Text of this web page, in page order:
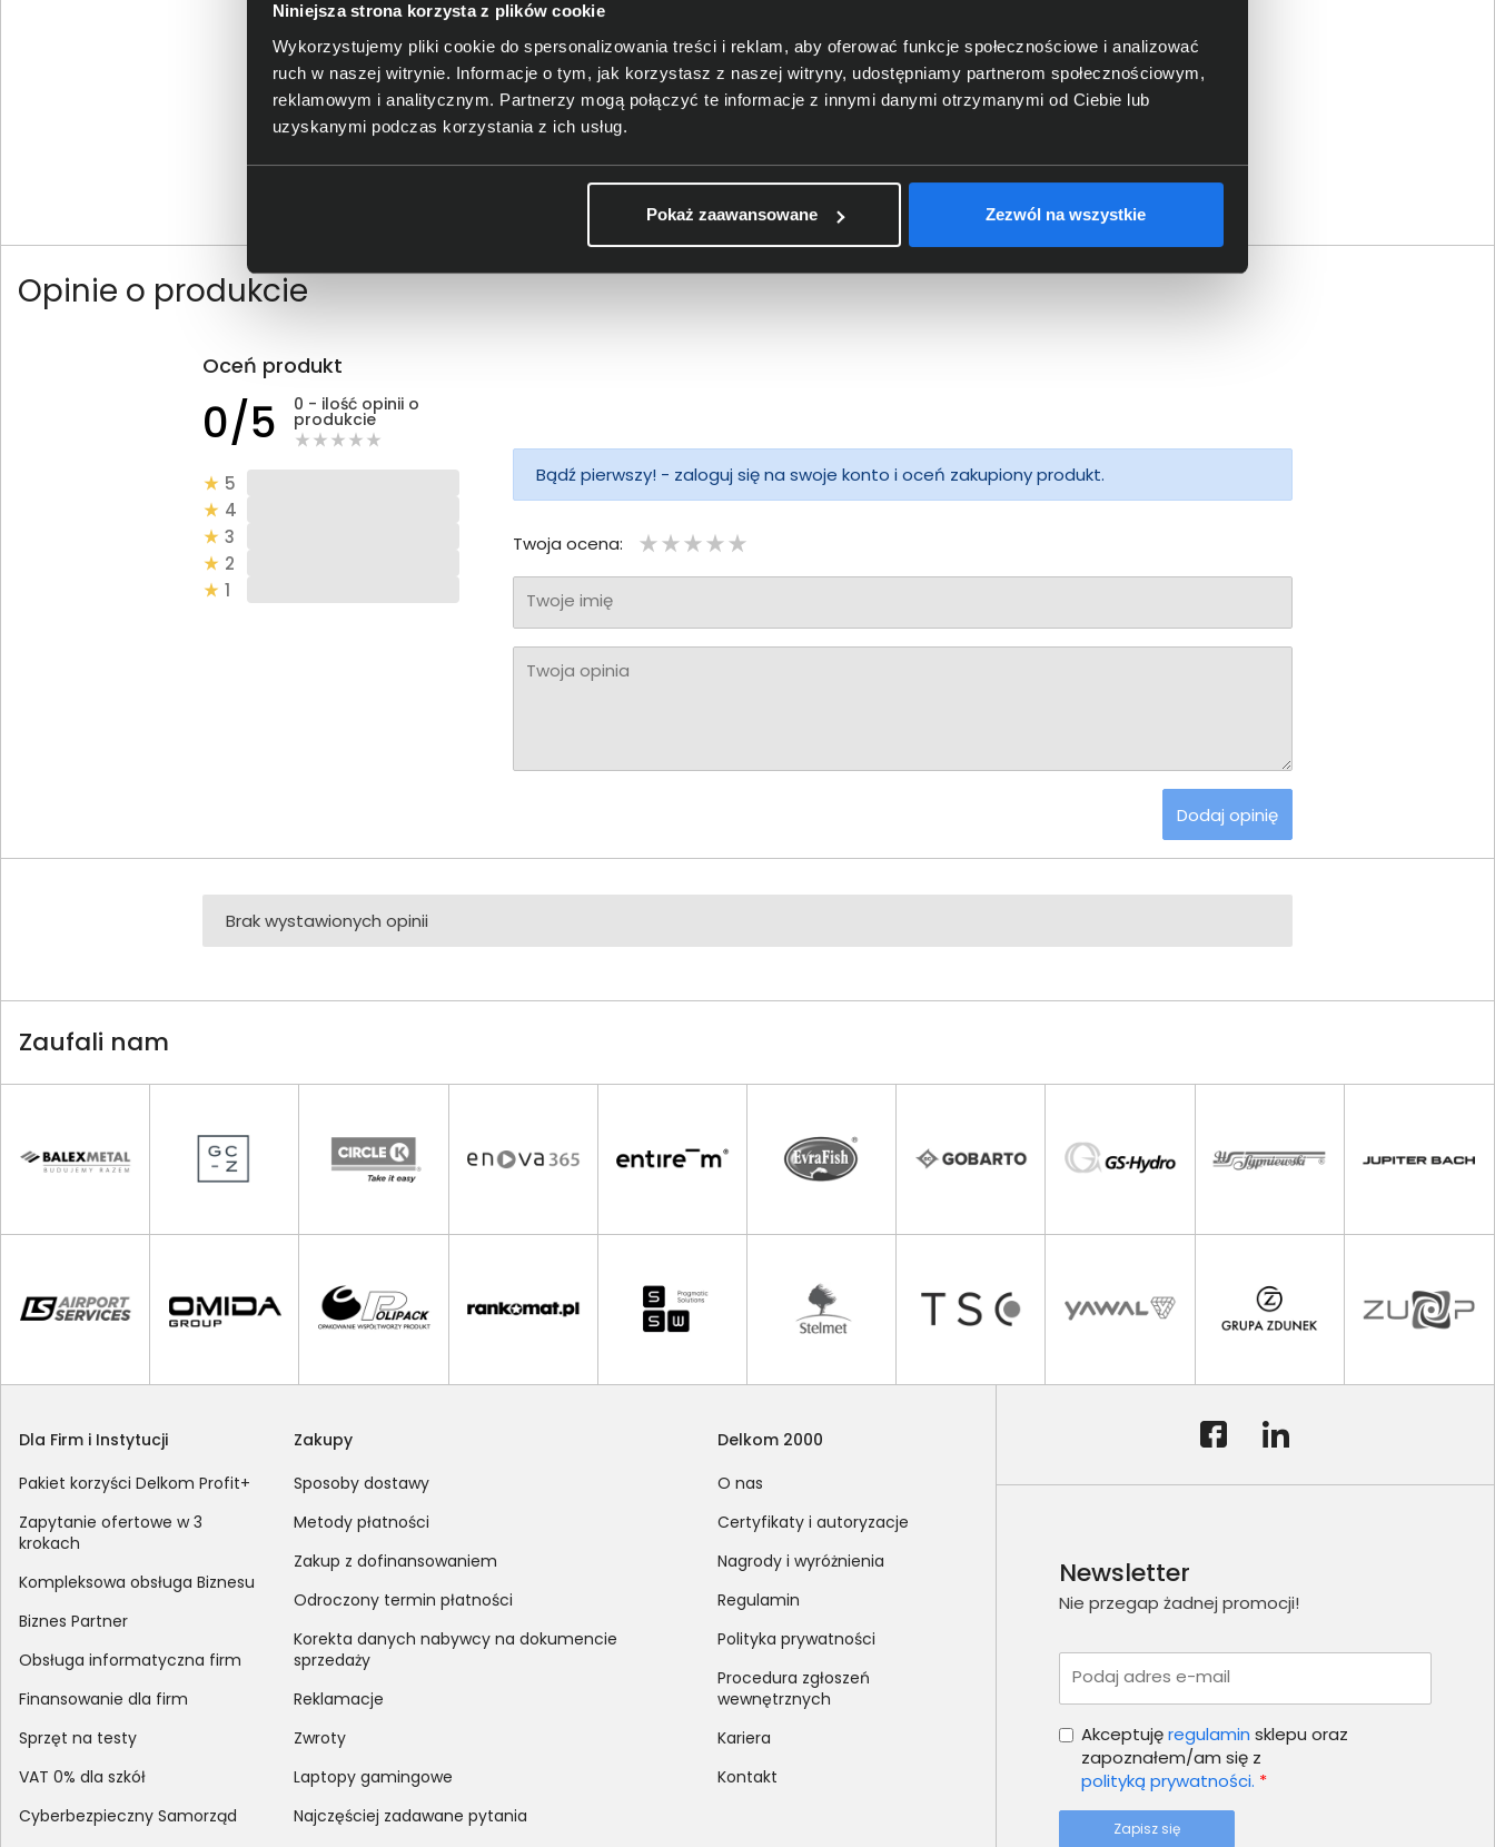
Niniejsza strona korzysta z plików cookie
Wykorzystujemy pliki cookie do spersonalizowania treści i reklam, aby oferować funkcje społecznościowe i analizować
ruch w naszej witrynie. Informacje o tym, jak korzystasz z naszej witryny, udostępniamy partnerom społecznościowym,
reklamowym i analitycznym. Partnerzy mogą połączyć te informacje z innymi danymi otrzymanymi od Ciebie lub
uzyskanymi podczas korzystania z ich usług.
Pokaż zaawansowane Zezwól na wszystkie
Tusz HP 304 trójkolorowy
N9K05AE
70,00 zł
netto: 56,91 zł
Opinie o produkcie
Oceń produkt
0/5 0 - ilość opinii o
produkcie
5
4
3
2
1
Bądź pierwszy! - zaloguj się na swoje konto i oceń zakupiony produkt.
Twoja ocena:
Twoje imię
Twoja opinia
Dodaj opinię
Brak wystawionych opinii
Zaufali nam
Dla Firm i Instytucji
Pakiet korzyści Delkom Profit+
Zapytanie ofertowe w 3
krokach
Kompleksowa obsługa Biznesu
Biznes Partner
Obsługa informatyczna firm
Finansowanie dla firm
Sprzęt na testy
VAT 0% dla szkół
Cyberbezpieczny Samorząd
Zakupy
Sposoby dostawy
Metody płatności
Zakup z dofinansowaniem
Odroczony termin płatności
Korekta danych nabywcy na dokumencie
sprzedaży
Reklamacje
Zwroty
Laptopy gamingowe
Najczęściej zadawane pytania
Delkom 2000
O nas
Certyfikaty i autoryzacje
Nagrody i wyróżnienia
Regulamin
Polityka prywatności
Procedura zgłoszeń
wewnętrznych
Kariera
Kontakt
Newsletter
Nie przegap żadnej promocji!
Podaj adres e-mail
Akceptujęregulamin sklepu oraz
zapoznałem/am się z
polityką prywatności. *
Zapisz się